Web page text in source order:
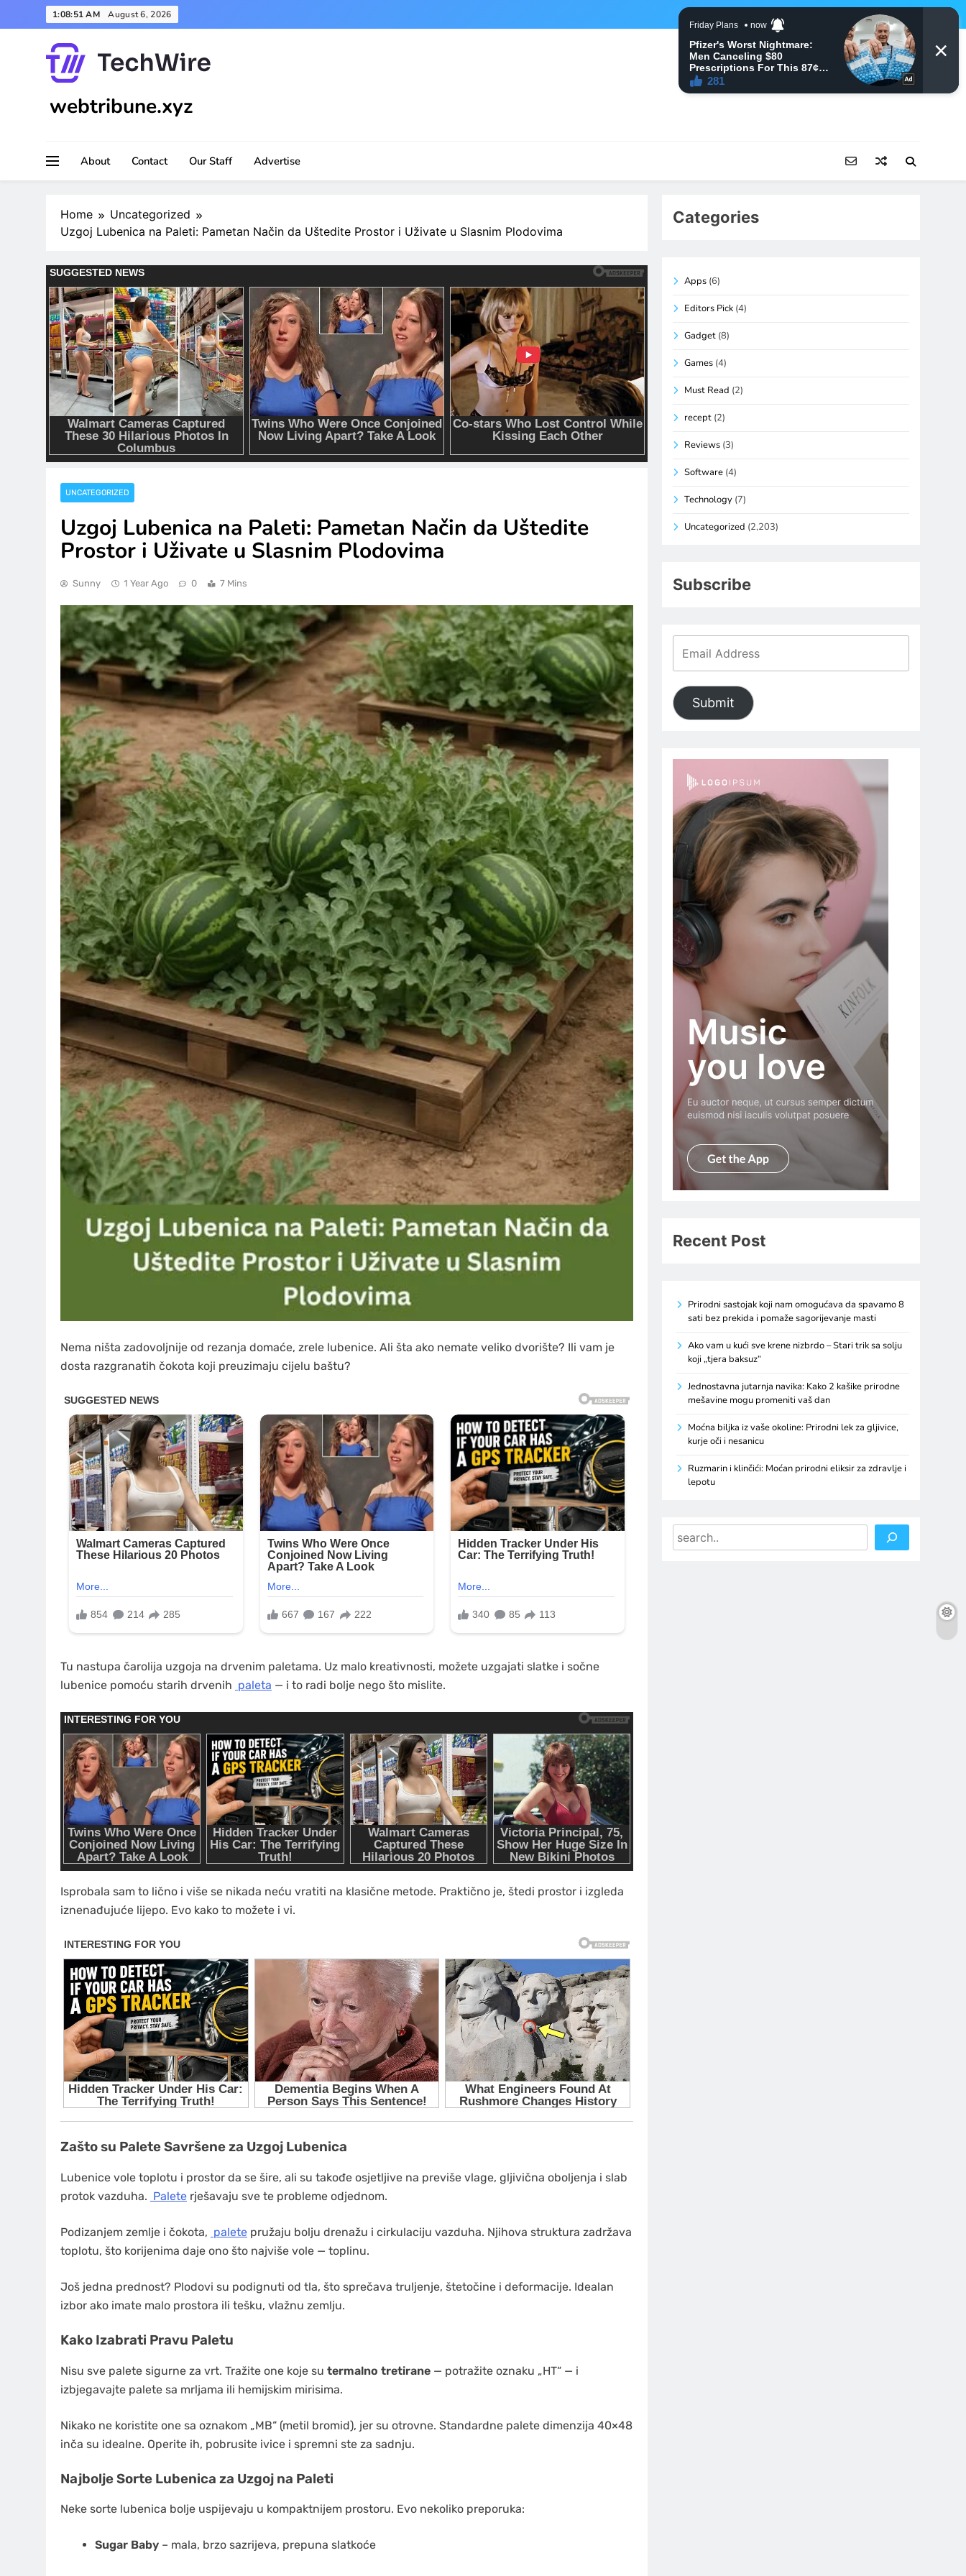
to
1:08:52 AM August 6, 2026
webtribune.xyz
About Contact Our Staff Advertise
Home
Uncategorized
Uzgoj Lubenica na Paleti: Pametan Način da Uštedite Prostor i Uživate u Slasnim Plodovima
UNCATEGORIZED
Uzgoj Lubenica na Paleti: Pametan Način da Uštedite
Prostor i Uživate u Slasnim Plodovima
Sunny 1 Year Ago 0 7 Mins
Nema ništa zadovoljnije od rezanja domaće, zrele lubenice. Ali šta ako nemate veliko dvorište? Ili vam je
dosta razgranatih čokota koji preuzimaju cijelu baštu?
Tu nastupa čarolija uzgoja na drvenim paletama. Uz malo kreativnosti, možete uzgajati slatke i sočne
lubenice pomoću starih drvenih paleta — i to radi bolje nego što mislite.
Isprobala sam to lično i više se nikada neću vratiti na klasične metode. Praktično je, štedi prostor i izgleda
iznenađujuće lijepo. Evo kako to možete i vi.
Zašto su Palete Savršene za Uzgoj Lubenica
Lubenice vole toplotu i prostor da se šire, ali su takođe osjetljive na previše vlage, gljivična oboljenja i slab
protok vazduha. Palete rješavaju sve te probleme odjednom.
Podizanjem zemlje i čokota, palete pružaju bolju drenažu i cirkulaciju vazduha. Njihova struktura zadržava
toplotu, što korijenima daje ono što najviše vole — toplinu.
Još jedna prednost? Plodovi su podignuti od tla, što sprečava truljenje, štetočine i deformacije. Idealan
izbor ako imate malo prostora ili tešku, vlažnu zemlju.
Kako Izabrati Pravu Paletu
Nisu sve palete sigurne za vrt. Tražite one koje su termalno tretirane — potražite oznaku „HT“ — i
izbjegavajte palete sa mrljama ili hemijskim mirisima.
Nikako ne koristite one sa oznakom „MB“ (metil bromid), jer su otrovne. Standardne palete dimenzija 40×48
inča su idealne. Operite ih, pobrusite ivice i spremni ste za sadnju.
Najbolje Sorte Lubenica za Uzgoj na Paleti
Neke sorte lubenica bolje uspijevaju u kompaktnijem prostoru. Evo nekoliko preporuka:
Sugar Baby – mala, brzo sazrijeva, prepuna slatkoće
Categories
Apps (6)
Editors Pick (4)
Gadget (8)
Games (4)
Must Read (2)
recept (2)
Reviews (3)
Software (4)
Technology (7)
Uncategorized (2,203)
Subscribe
Submit
Recent Post
Prirodni sastojak koji nam omogućava da spavamo 8
sati bez prekida i pomaže sagorijevanje masti
Ako vam u kući sve krene nizbrdo – Stari trik sa solju
koji „tjera baksuz“
Jednostavna jutarnja navika: Kako 2 kašike prirodne
mešavine mogu promeniti vaš dan
Moćna biljka iz vaše okoline: Prirodni lek za gljivice,
kurje oči i nesanicu
Ruzmarin i klinčići: Moćan prirodni eliksir za zdravlje i
lepotu
Search